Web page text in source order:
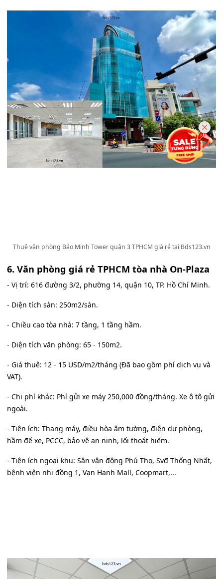
Thuê văn phòng Bảo Minh Tower quận 3 TPHCM giá rẻ tại Bds123.vn
6. Văn phòng giá rẻ TPHCM tòa nhà On-Plaza
- Vị trí: 616 đường 3/2, phường 14, quận 10, TP. Hồ Chí Minh.
- Diện tích sàn: 250m2/sàn.
- Chiều cao tòa nhà: 7 tầng, 1 tầng hầm.
- Diện tích văn phòng: 65 - 150m2.
- Giá thuê: 12 - 15 USD/m2/tháng (Đã bao gồm phí dịch vụ và
VAT).
- Chi phí khác: Phí gửi xe máy 250,000 đồng/tháng. Xe ô tô gửi
ngoài.
- Tiện ích: Thang máy, điều hòa âm tường, điện dự phòng,
hầm để xe, PCCC, bảo vệ an ninh, lối thoát hiểm.
- Tiện ích ngoại khu: Sân vận động Phú Thọ, Svđ Thống Nhất,
bệnh viện nhi đồng 1, Vạn Hạnh Mall, Coopmart,...